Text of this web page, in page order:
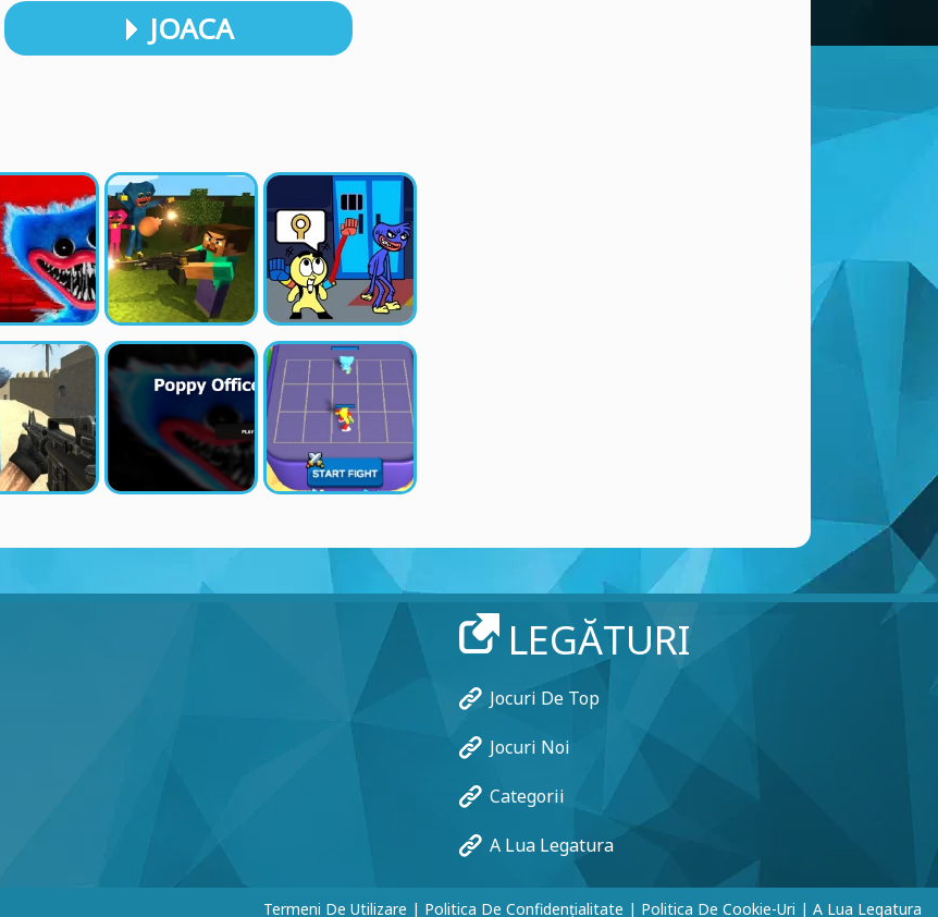
JOACA
LEGĂTURI
Jocuri De Top
Jocuri Noi
Categorii
A Lua Legatura
Termeni De Utilizare | Politica De Confidențialitate | Politica De Cookie-Uri | A Lua Legatura